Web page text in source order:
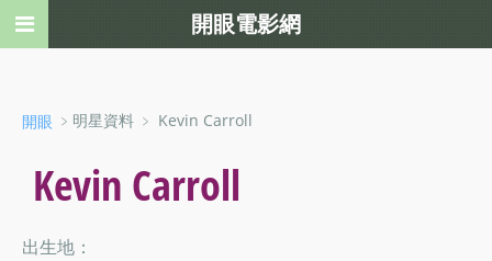
開眼 ﹥明星資料 ﹥ Kevin Carroll
Kevin Carroll
出生地：
開眼電影網